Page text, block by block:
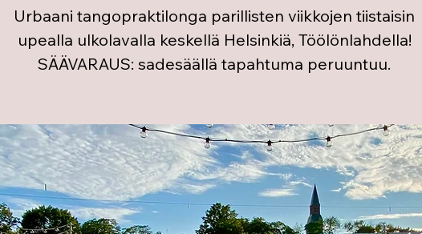
Urbaani tangopraktilonga parillisten viikkojen tiistaisin
upealla ulkolavalla keskellä Helsinkiä, Töölönlahdella!
SÄÄVARAUS: sadesäällä tapahtuma peruuntuu.